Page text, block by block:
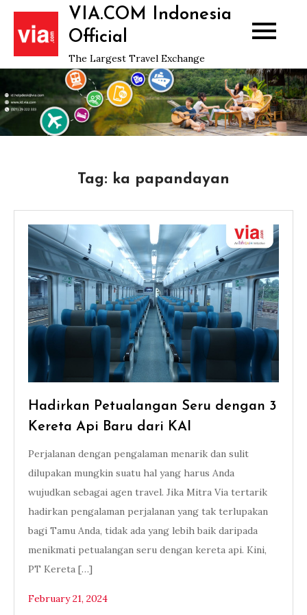
Skip
content
VIA.COM Indonesia
Official
The Largest Travel Exchange
Tag: ka papandayan
Hadirkan Petualangan Seru dengan 3
Kereta Api Baru dari KAI
Perjalanan dengan pengalaman menarik dan sulit
dilupakan mungkin suatu hal yang harus Anda
wujudkan sebagai agen travel. Jika Mitra Via tertarik
hadirkan pengalaman perjalanan yang tak terlupakan
bagi Tamu Anda, tidak ada yang lebih baik daripada
menikmati petualangan seru dengan kereta api. Kini,
PT Kereta […]
February 21, 2024